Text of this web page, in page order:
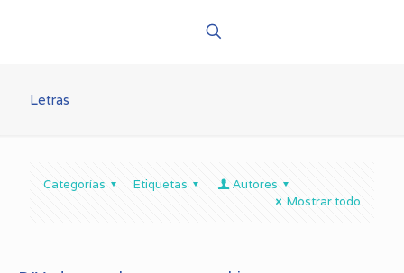
Letras
Categorías Etiquetas
Autores
Mostrar todo